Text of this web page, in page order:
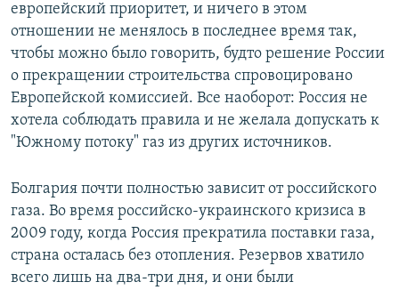
европейский приоритет, и ничего в этом
отношении не менялось в последнее время так,
чтобы можно было говорить, будто решение России
о прекращении строительства спровоцировано
Европейской комиссией. Все наоборот: Россия не
хотела соблюдать правила и не желала допускать к
"Южному потоку" газ из других источников.
Болгария почти полностью зависит от российского
газа. Во время российско-украинского кризиса в
2009 году, когда Россия прекратила поставки газа,
страна осталась без отопления. Резервов хватило
всего лишь на два-три дня, и они были